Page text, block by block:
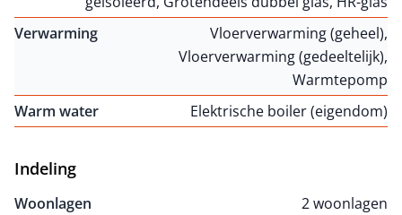
Verwarming
Vloerverwarming (geheel),
Vloerverwarming (gedeeltelijk),
Warmtepomp
Warm water
Elektrische boiler (eigendom)
Indeling
Woonlagen
2 woonlagen